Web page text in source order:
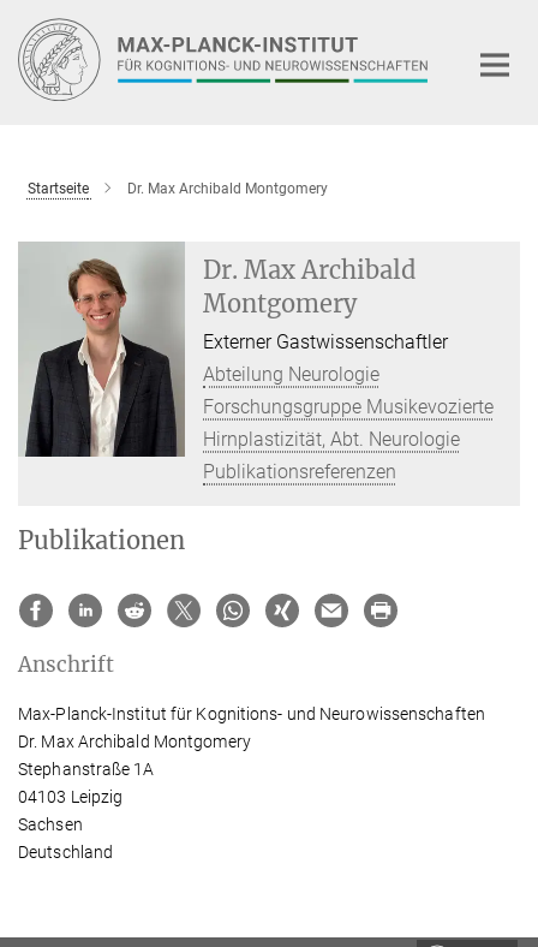
Hauptinhalt
Startseite Dr. Max Archibald Montgomery
Dr. Max Archibald
Montgomery
Externer Gastwissenschaftler
Abteilung Neurologie
Forschungsgruppe Musikevozierte
Hirnplastizität, Abt. Neurologie
Publikationsreferenzen
Publikationen
Anschrift
Max-Planck-Institut für Kognitions- und Neurowissenschaften
Dr. Max Archibald Montgomery
Stephanstraße 1A
04103 Leipzig
Sachsen
Deutschland